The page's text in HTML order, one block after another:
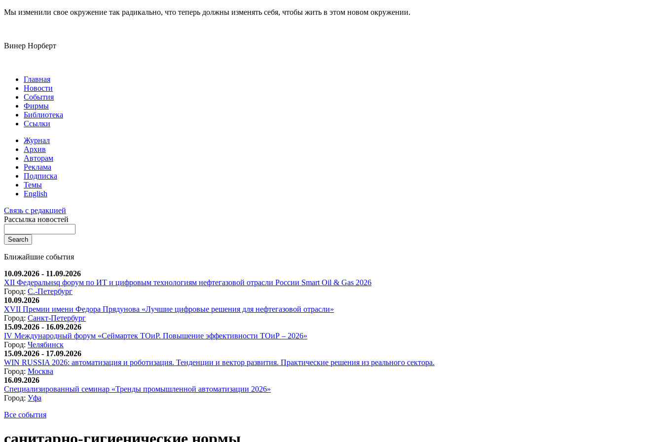
Мы изменили свое окружение так радикально, что теперь должны изменять себя, чтобы жить в этом новом окружении.
Винер Норберт
Главная
Новости
События
Фирмы
Библиотека
Ссылки
Журнал
Архив
Авторам
Реклама
Подписка
Темы
English
Связь с редакцией
Рассылка новостей
Ближайшие события
10.09.2026 - 11.09.2026
XII Федеральнsq форум по ИТ и цифровым технологиям нефтегазовой отрасли России Smart Oil & Gas 2026
Город: С.-Петербург
10.09.2026
XVII Премии имени Федора Прядунова «Лучшие цифровые решения для нефтегазовой отрасли»
Город: Санкт-Петербург
15.09.2026 - 16.09.2026
IV Международный форум «Сеймартек ТОиР. Повышение эффективности ТОиР – 2026»
Город: Челябинск
15.09.2026 - 17.09.2026
WIN RUSSIA 2026: автоматизация и роботизация. Тенденции и вектор развития. Практические решения из реального сектора.
Город: Москва
16.09.2026
Специализированный семинар «Тренды промышленной автоматизации 2026»
Город: Уфа
Все события